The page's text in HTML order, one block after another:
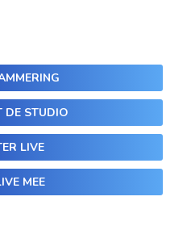
DE STUDIO
LIVE
MEE